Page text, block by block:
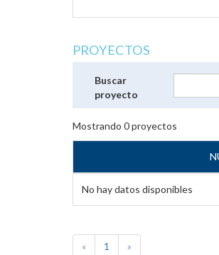
PROYECTOS
Buscar
proyecto
Mostrando 0proyectos
No hay datos disponibles
« 1 »